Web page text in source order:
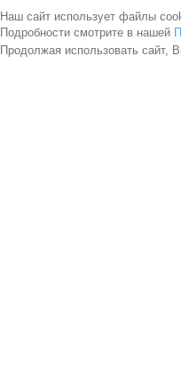
Наш сайт использует файлы
Подробности смотрите в нашей
Продолжая использовать сайт,